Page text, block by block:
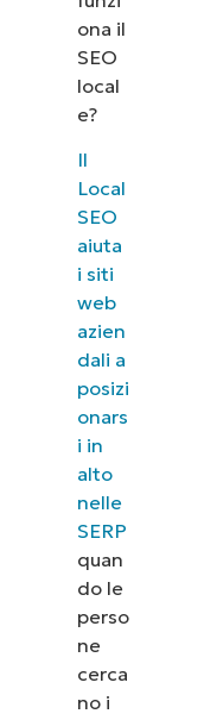
ona il
SEO
local
e?
Il
Local
SEO
aiuta
i siti
web
azien
dali a
posizi
onars
i in
alto
nelle
SERP
quan
do le
perso
ne
cerca
no i